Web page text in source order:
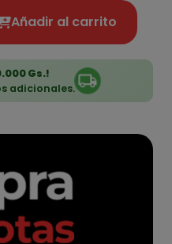
Añadir al carrito
Gs.!
adicionales.